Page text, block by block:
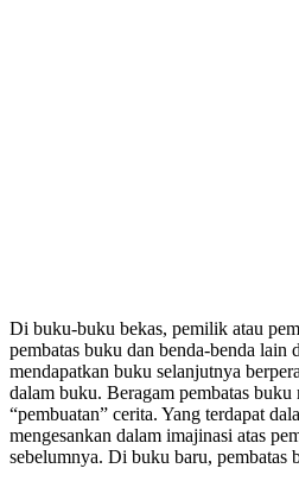
Di buku-buku bekas, pemilik atau
pembatas buku dan benda-benda lain
mendapatkan buku selanjutnya
dalam buku. Beragam pembatas buku
“pembuatan” cerita. Yang terdapat
mengesankan dalam imajinasi atas
sebelumnya. Di buku baru, pembatas